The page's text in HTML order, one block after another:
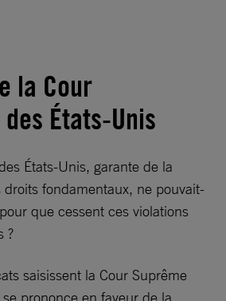
la Cour
États-Unis
États-Unis, garante de la
droits fondamentaux, ne pouvait-
que cessent ces violations
?
saisissent la Cour Suprême
prononce en faveur de la